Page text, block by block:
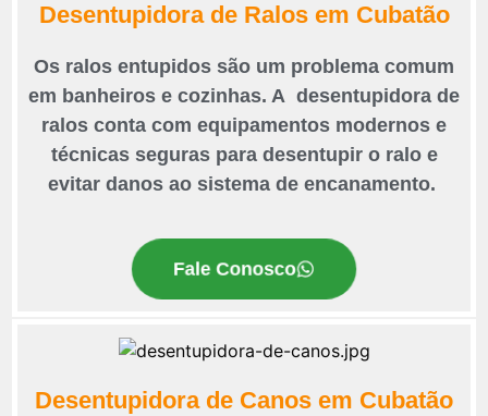
Desentupidora de Ralos em Cubatão
Os ralos entupidos são um problema comum
em banheiros e cozinhas. A desentupidora de
ralos conta com equipamentos modernos e
técnicas seguras para desentupir o ralo e
evitar danos ao sistema de encanamento.
Fale Conosco
Desentupidora de Canos em Cubatão